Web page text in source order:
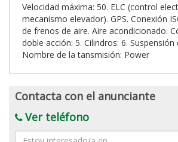
Velocidad máxima: 50. ELC (control
mecanismo elevador). GPS. Conexión
de frenos de aire. Aire acondicionado.
doble acción: 5. Cilindros: 6.
Nombre de la tansmisión: Power
Contacta con el anunciante
Ver teléfono
Mensaje